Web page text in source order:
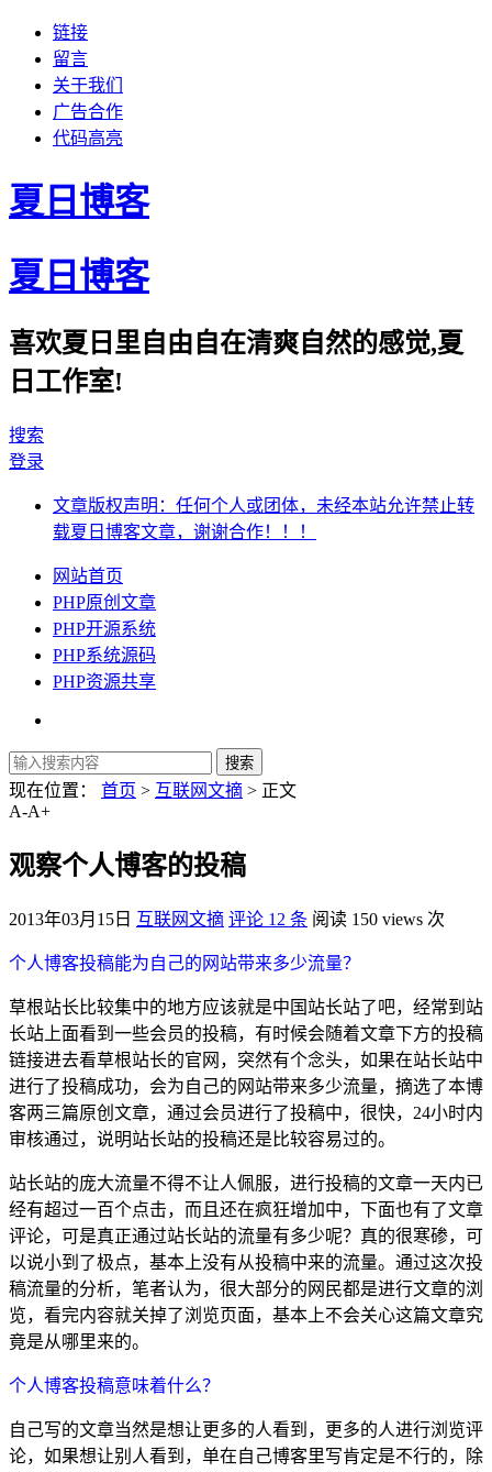
链接
留言
关于我们
广告合作
代码高亮
夏日博客
夏日博客
喜欢夏日里自由自在清爽自然的感觉,夏
日工作室!
搜索
登录
文章版权声明：任何个人或团体，未经本站允许禁止转
载夏日博客文章，谢谢合作！！！
网站首页
PHP原创文章
PHP开源系统
PHP系统源码
PHP资源共享
现在位置： 首页 > 互联网文摘 > 正文
A-A+
观察个人博客的投稿
2013年03月15日 互联网文摘 评论 12 条 阅读 150 views 次
个人博客投稿能为自己的网站带来多少流量？
草根站长比较集中的地方应该就是中国站长站了吧，经常到站
长站上面看到一些会员的投稿，有时候会随着文章下方的投稿
链接进去看草根站长的官网，突然有个念头，如果在站长站中
进行了投稿成功，会为自己的网站带来多少流量，摘选了本博
客两三篇原创文章，通过会员进行了投稿中，很快，24小时内
审核通过，说明站长站的投稿还是比较容易过的。
站长站的庞大流量不得不让人佩服，进行投稿的文章一天内已
经有超过一百个点击，而且还在疯狂增加中，下面也有了文章
评论，可是真正通过站长站的流量有多少呢？真的很寒碜，可
以说小到了极点，基本上没有从投稿中来的流量。通过这次投
稿流量的分析，笔者认为，很大部分的网民都是进行文章的浏
览，看完内容就关掉了浏览页面，基本上不会关心这篇文章究
竟是从哪里来的。
个人博客投稿意味着什么？
自己写的文章当然是想让更多的人看到，更多的人进行浏览评
论，如果想让别人看到，单在自己博客里写肯定是不行的，除